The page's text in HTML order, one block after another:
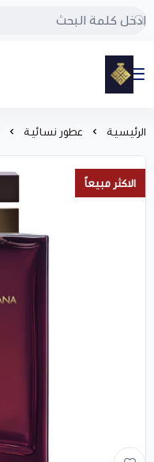
مود
الرئيسية عطور نسائية
الاكثر مبيعاً